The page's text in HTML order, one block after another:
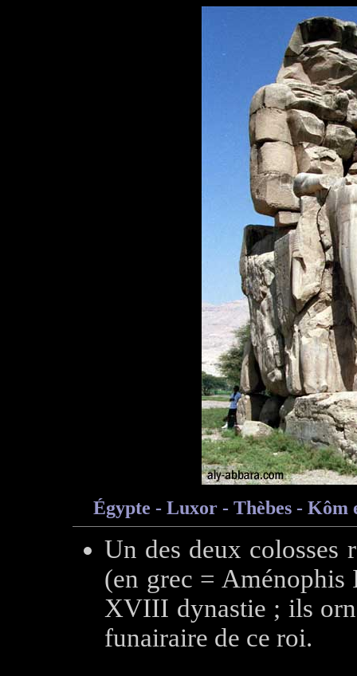
Égypte - Luxor - Thèbes - Kôm
Un des deux colosses
(en grec =
XVIII dynastie ; ils
funairaire de ce roi.